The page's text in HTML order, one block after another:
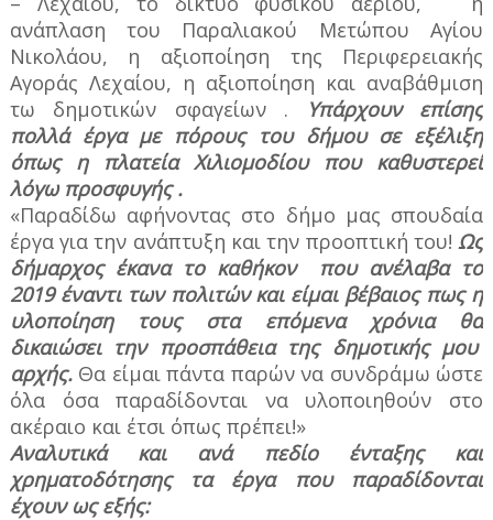
ανάπλαση του Παραλιακού Μετώπου Αγίου
Νικολάου, η αξιοποίηση της Περιφερειακής
Αγοράς Λεχαίου, η αξιοποίηση και αναβάθμιση
τω δημοτικών σφαγείων .
Υπάρχουν επίσης
πολλά έργα με πόρους του δήμου σε εξέλιξη
όπως η πλατεία Χιλιομοδίου που καθυστερεί
λόγω προσφυγής .
«Παραδίδω αφήνοντας στο δήμο μας σπουδαία
έργα για την ανάπτυξη και την προοπτική του!Ως
δήμαρχος έκανα το καθήκον
που ανέλαβα το
2019 έναντι των πολιτών και είμαι βέβαιος πως η
υλοποίηση τους στα επόμενα χρόνια θα
δικαιώσει την προσπάθεια της δημοτικής μου
αρχής.Θα είμαι πάντα παρών να συνδράμω ώστε
όλα όσα παραδίδονται να υλοποιηθούν στο
ακέραιο και έτσι όπως πρέπει!»
Αναλυτικά και ανά πεδίο ένταξης και
χρηματοδότησης τα έργα που παραδίδονται
έχουν ως εξής: